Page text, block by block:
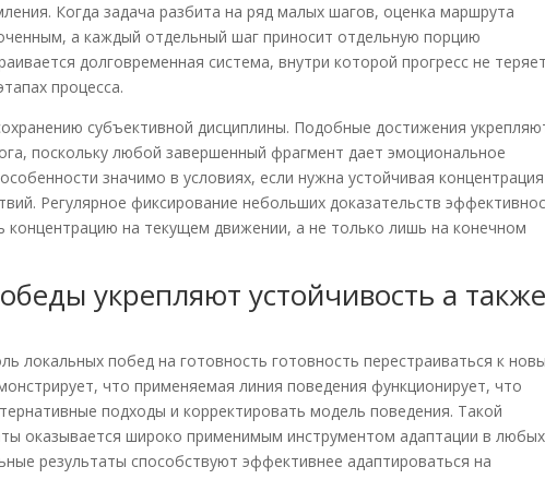
Когда задача разбита на ряд малых шагов, оценка маршрута
а каждый отдельный шаг приносит отдельную порцию
долговременная система, внутри которой прогресс не
процесса.
субъективной дисциплины. Подобные достижения
поскольку любой завершенный фрагмент дает эмоциональное
значимо в условиях, если нужна устойчивая
Регулярное фиксирование небольших доказательств
концентрацию на текущем движении, а не только лишь на конечном
укрепляют устойчивость а также
локальных побед на готовность готовность перестраиваться к
что применяемая линия поведения функционирует, что
подходы и корректировать модель поведения. Такой
оказывается широко применимым инструментом адаптации в любых
результаты способствуют эффективнее адаптироваться на